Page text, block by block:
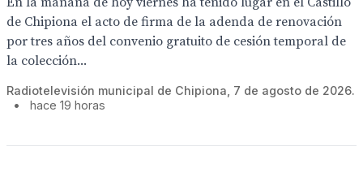
de Chipiona el acto de firma de la adenda de renovación
por tres años del convenio gratuito de cesión temporal de
la colección...
Radiotelevisión municipal de Chipiona, 7 de agosto de 2026.
•
hace 19 horas